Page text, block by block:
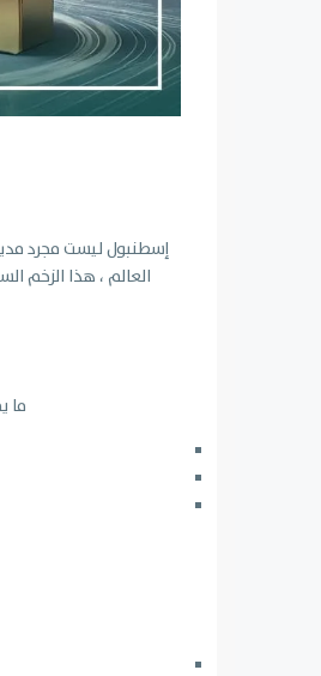
إسطنبول ليست مجرد
العالم ، هذا الزخم
ما